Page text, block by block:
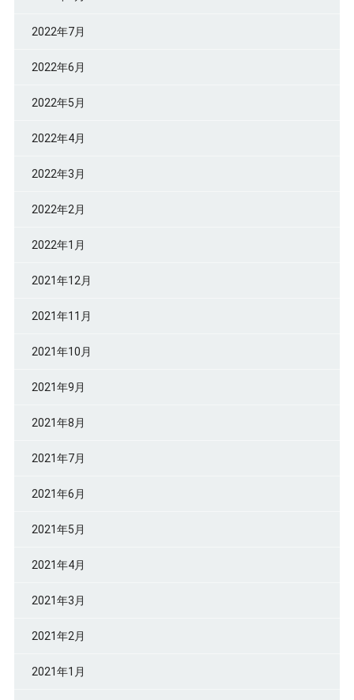
2022年7月
2022年6月
2022年5月
2022年4月
2022年3月
2022年2月
2022年1月
2021年12月
2021年11月
2021年10月
2021年9月
2021年8月
2021年7月
2021年6月
2021年5月
2021年4月
2021年3月
2021年2月
2021年1月